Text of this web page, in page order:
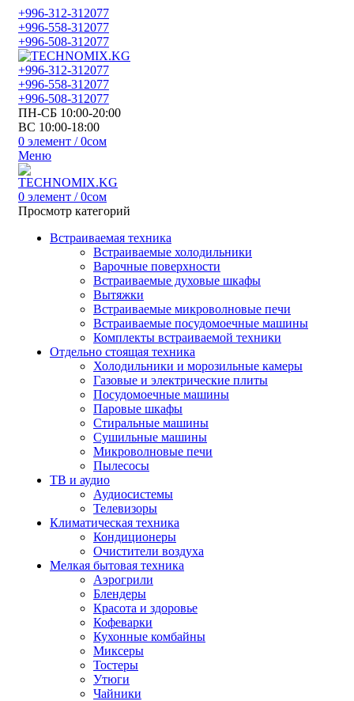
+996-312-312077
+996-558-312077
+996-508-312077
+996-312-312077
+996-558-312077
+996-508-312077
ПН-СБ 10:00-20:00
ВС 10:00-18:00
0 элемент / 0сом
Меню
0 элемент / 0сом
Просмотр категорий
Встраиваемая техника
Встраиваемые холодильники
Варочные поверхности
Встраиваемые духовые шкафы
Вытяжки
Встраиваемые микроволновые печи
Встраиваемые посудомоечные машины
Комплекты встраиваемой техники
Отдельно стоящая техника
Холодильники и морозильные камеры
Газовые и электрические плиты
Посудомоечные машины
Паровые шкафы
Стиральные машины
Сушильные машины
Микроволновые печи
Пылесосы
ТВ и аудио
Аудиосистемы
Телевизоры
Климатическая техника
Кондиционеры
Очистители воздуха
Мелкая бытовая техника
Аэрогрили
Блендеры
Красота и здоровье
Кофеварки
Кухонные комбайны
Миксеры
Тостеры
Утюги
Чайники